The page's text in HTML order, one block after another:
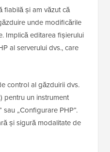
fiabilă și am văzut că
unde modificările
Implică editarea fișierului
al serverului dvs., care
control al găzduirii dvs.
pentru un instrument
sau „Configurare PHP”.
și sigură modalitate de